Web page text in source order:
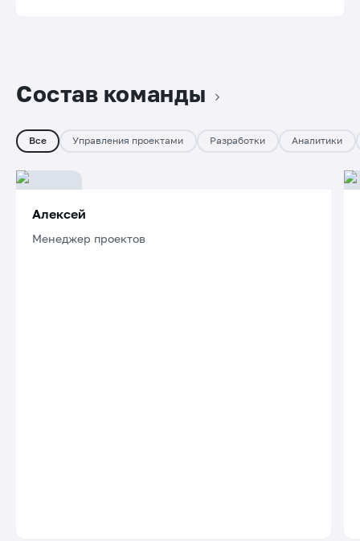
Состав команды
Все Управления проектами Разработки Аналитики
Алексей
Менеджер проектов